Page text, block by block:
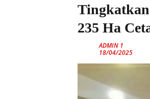
Tingkatkan
235 Ha
ADMIN 1
18/04/2025